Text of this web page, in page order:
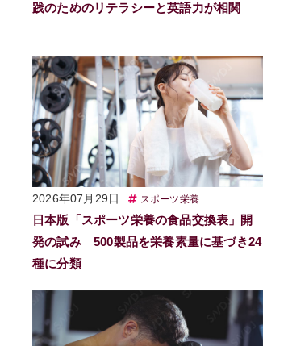
践のためのリテラシーと英語力が相関
2026年07月29日 スポーツ栄養
日本版「スポーツ栄養の食品交換表」開
発の試み 500製品を栄養素量に基づき24
種に分類